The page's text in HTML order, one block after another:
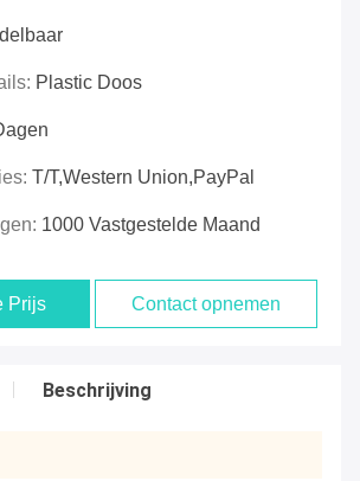
Plastic Doos
T/T,Western Union,PayPal
1000 Vastgestelde Maand
Prijs Contact opnemen
Beschrijving